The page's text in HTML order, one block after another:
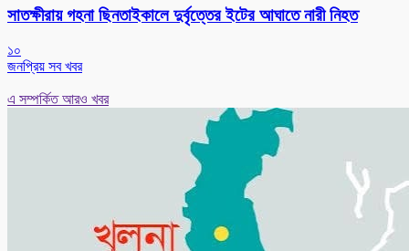
সাতক্ষীরায় গহনা ছিনতাইকালে দুর্বৃত্তের ইটের আঘাতে নারী নিহত
১০
জনপ্রিয় সব খবর
এ সম্পর্কিত আরও খবর